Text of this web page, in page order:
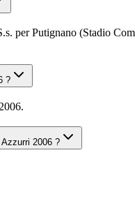
per Putignano (Stadio
?
2006 ?